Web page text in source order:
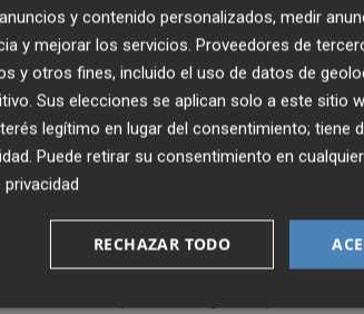
por tanto, ceder el suelo del viejo
comercial, incluida en el suelo
, presidente de ADU Mediterráneo,
Diego,presidente de Fecovi;
directora de
del Valencia CF una vez resuelto la
una venta que a lo largo del proceso ha
y contenido personalizados, medir
y mejorar los servicios. Proveedores de
y otros fines, incluido el uso de datos de
Sus elecciones se aplican solo a este sitio
legítimo en lugar del consentimiento; tiene
. Puede retirar su consentimiento en
RECHAZAR TODO